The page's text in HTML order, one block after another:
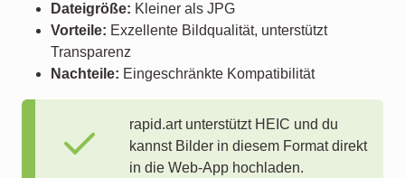
Dateigröße: Kleiner als JPG
Vorteile: Exzellente Bildqualität, unterstützt
Transparenz
Nachteile: Eingeschränkte Kompatibilität
rapid.art unterstützt HEIC und du
kannst Bilder in diesem Format direkt
in die Web-App hochladen.